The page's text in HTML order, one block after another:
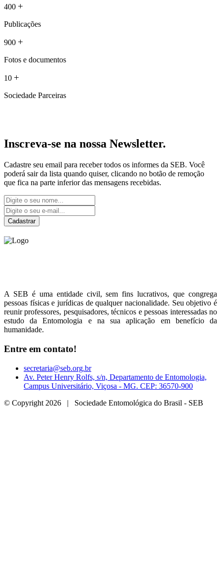
400 +
Publicações
900 +
Fotos e documentos
10 +
Sociedade Parceiras
Inscreva-se na nossa Newsletter.
Cadastre seu email para receber todos os informes da SEB. Você
poderá sair da lista quando quiser, clicando no botão de remoção
que fica na parte inferior das mensagens recebidas.
Cadastrar
A SEB é uma entidade civil, sem fins lucrativos, que congrega
pessoas físicas e jurídicas de qualquer nacionalidade. Seu objetivo é
reunir professores, pesquisadores, técnicos e pessoas interessadas no
estudo da Entomologia e na sua aplicação em benefício da
humanidade.
Entre em contato!
secretaria@seb.org.br
Av. Peter Henry Rolfs, s/n, Departamento de Entomologia,
Campus Universitário, Viçosa - MG. CEP: 36570-900
© Copyright 2026 | Sociedade Entomológica do Brasil - SEB